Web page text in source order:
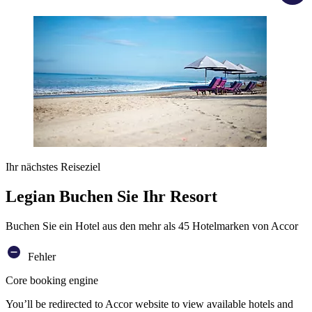
Ihr nächstes Reiseziel
Legian Buchen Sie Ihr Resort
Buchen Sie ein Hotel aus den mehr als 45 Hotelmarken von Accor
Fehler
Core booking engine
You’ll be redirected to Accor website to view available hotels and